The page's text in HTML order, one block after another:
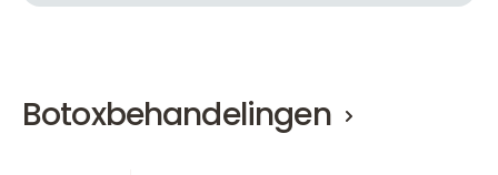
Botoxbehandelingen